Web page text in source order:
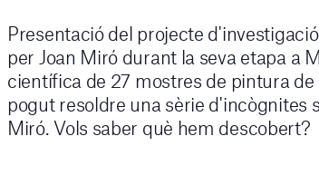
Presentació del projecte
per Joan Miró durant la seva etapa a
científica de 27 mostres de pintura
pogut resoldre una sèrie d'incògnites
Miró. Vols saber què hem descobert?